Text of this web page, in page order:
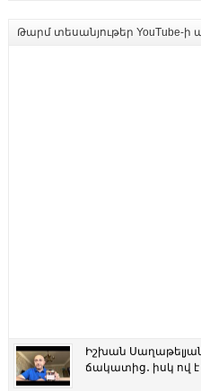
Թարմ տեսանյութեր YouTube-ի
Իշխան
ճակատից․ իսկ ով է